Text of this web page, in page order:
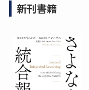
新刊書籍